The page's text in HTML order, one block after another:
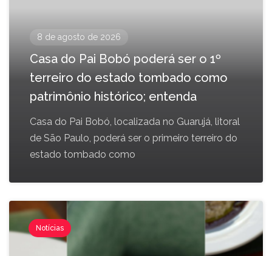
8 de agosto de 2026
Casa do Pai Bobó poderá ser o 1º
terreiro do estado tombado como
patrimônio histórico; entenda
Casa do Pai Bobó, localizada no Guarujá, litoral
de São Paulo, poderá ser o primeiro terreiro do
estado tombado como
Notícias